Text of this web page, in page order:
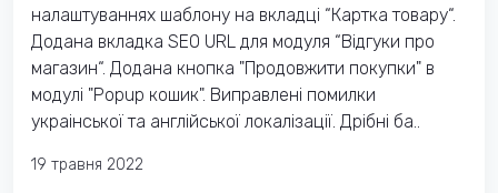
налаштуваннях шаблону на вкладці “Картка товару“.
Додана вкладка SEO URL для модуля “Відгуки про
магазин“. Додана кнопка "Продовжити покупки" в
модулі "Popup кошик". Виправлені помилки
украінської та англійської локалізації. Дрібні ба..
19 травня 2022